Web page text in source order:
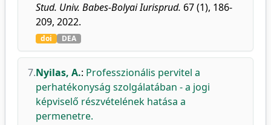
Stud. Univ. Babes-Bolyai Iurisprud. 67 (1), 186-
209, 2022.
doi DEA
7.Nyilas, A.: Professzionális pervitel a
perhatékonyság szolgálatában - a jogi
képviselő részvételének hatása a
permenetre.